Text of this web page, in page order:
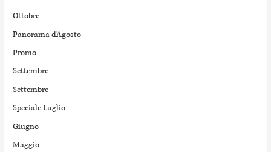
Ottobre
Panorama d'Agosto
Promo
Settembre
Settembre
Speciale Luglio
Giugno
Maggio